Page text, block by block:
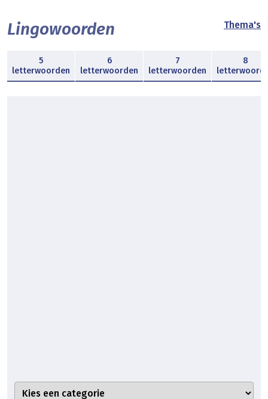
Lingowoorden Thema's
5
letterwoorden
6
letterwoorden
7
letterwoorden
8